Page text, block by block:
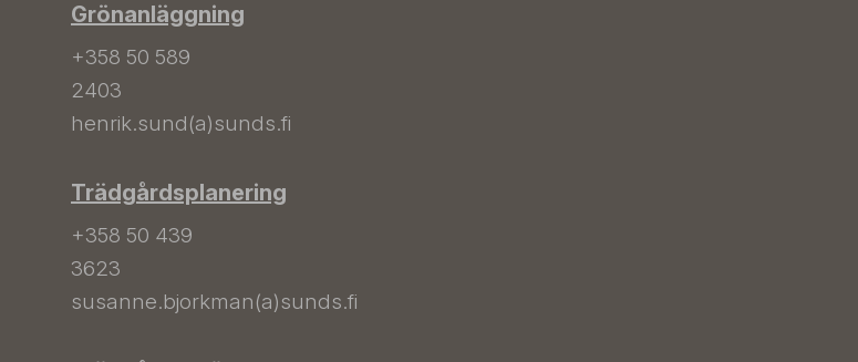
Grönanläggning
+358 50 589
2403
henrik.sund(a)sunds.fi
Trädgårdsplanering
+358 50 439
3623
susanne.bjorkman(a)sunds.fi